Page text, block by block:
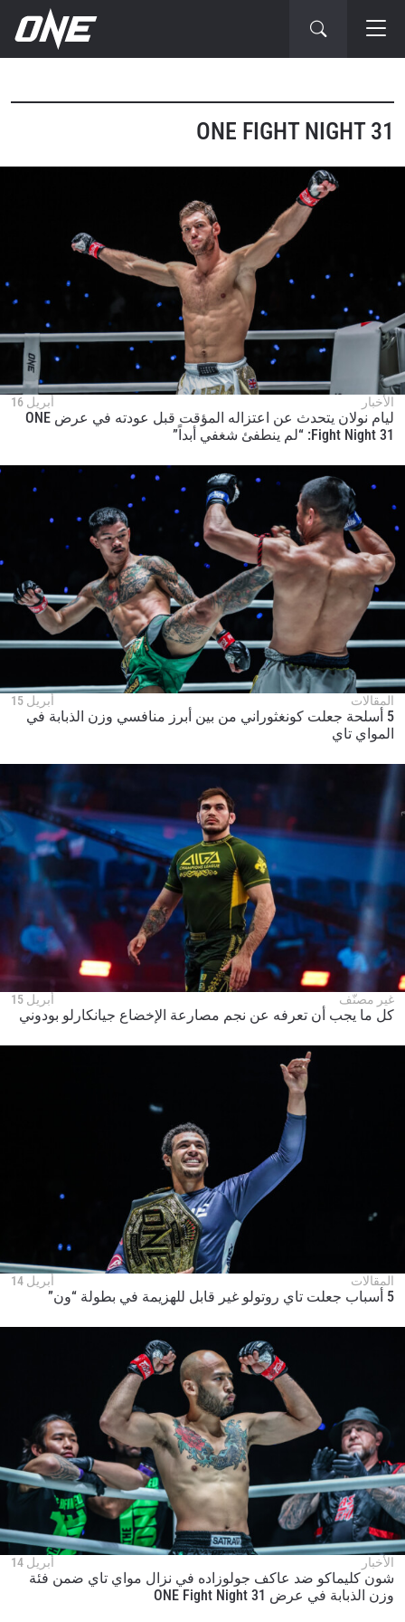
ONE FIGHT NIGHT 31
الأخبار أبريل 16
ليام نولان يتحدث عن اعتزاله المؤقت قبل عودته في عرض ONE
Fight Night 31: “لم ينطفئ شغفي أبداً”
المقالات أبريل 15
5 أسلحة جعلت كونغثوراني من بين أبرز منافسي وزن الذبابة في
المواي تاي
غير مصنّف أبريل 15
كل ما يجب أن تعرفه عن نجم مصارعة الإخضاع جيانكارلو بودوني
المقالات أبريل 14
5 أسباب جعلت تاي روتولو غير قابل للهزيمة في بطولة “ون”
الأخبار أبريل 14
شون كليماكو ضد عاكف جولوزاده في نزال مواي تاي ضمن فئة
وزن الذبابة في عرض ONE Fight Night 31